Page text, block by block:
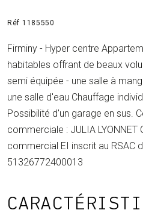
Réf 1185550
Firminy - Hyper centre
habitables offrant de beaux
semi équipée - une salle à
une salle d'eau Chauffage
Possibilité d'un garage en sus.
commerciale : JULIA
commercial EI inscrit au RSAC
51326772400013